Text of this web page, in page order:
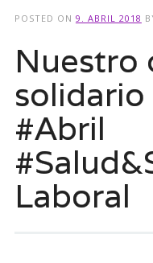
POSTED ON 9. ABRIL 2018
Nuestro
#Abril
Laboral